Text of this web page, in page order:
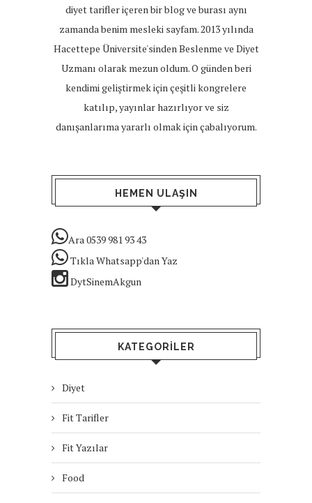
diyet tarifler içeren bir blog ve burası aynı
zamanda benim mesleki sayfam. 2013 yılında
Hacettepe Üniversite'sinden Beslenme ve Diyet
Uzmanı olarak mezun oldum. O günden beri
kendimi geliştirmek için çeşitli kongrelere
katılıp, yayınlar hazırlıyor ve siz
danışanlarıma yararlı olmak için çabalıyorum.
HEMEN ULAŞIN
Ara 0539 981 93 43
Tıkla Whatsapp'dan Yaz
DytSinemAkgun
KATEGORILER
Diyet
Fit Tarifler
Fit Yazılar
Food